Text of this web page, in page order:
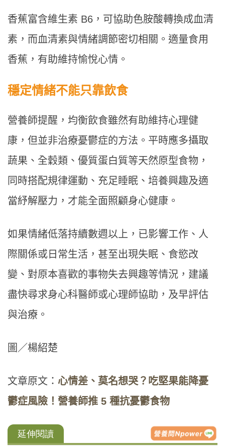
香蕉富含維生素 B6，可協助色胺酸轉換成血清
素，而血清素與情緒調節密切相關。適量食用
香蕉，有助維持愉悅心情。
穩定情緒不能只靠飲食
營養師提醒，均衡飲食雖然有助維持心理健
康，但並非治療憂鬱症的方法。平時應多攝取
蔬果、全穀類、優質蛋白質等天然原型食物，
同時搭配規律運動、充足睡眠、培養興趣及適
當紓解壓力，才能全面照顧身心健康。
如果情緒低落持續數週以上，已影響工作、人
際關係或日常生活，甚至出現失眠、食慾改
變、對原本喜歡的事物失去興趣等情況，建議
盡快尋求身心科醫師或心理師協助，及早評估
與治療。
圖／楊紹楚
文章原文： 心情差、莫名想哭？吃堅果能降憂
鬱症風險！營養師推 5 種抗憂鬱食物